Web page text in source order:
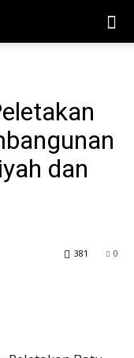
dan
0
381